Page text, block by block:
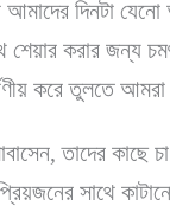
আমাদের দিনটা
শেয়ার করার জন্য
করে তুলতে আমরা
তাদের
সাথে